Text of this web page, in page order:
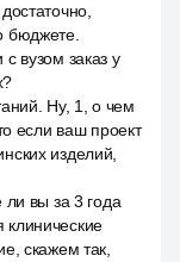
бюджете.
вузом заказ у
Ну, 1, о чем
если ваш проект
изделий,
ли вы за 3 года
скажем так,